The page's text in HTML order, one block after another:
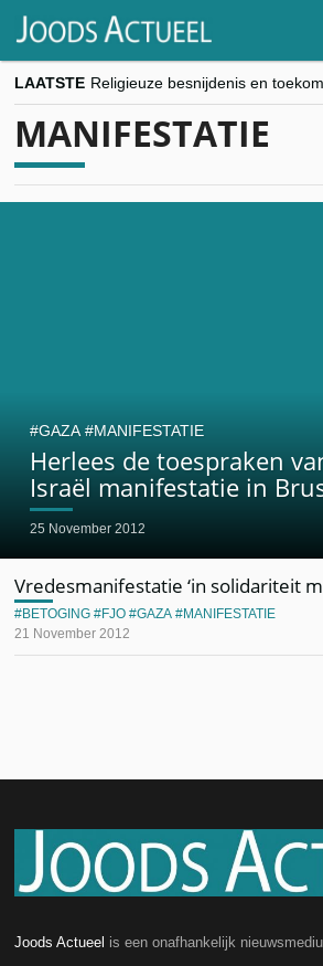
LAATSTE
MANIFESTATIE
Herlees de toespraken
Israël manifestatie in
25 November 2012
GAZA MANIFESTATIE
Vredesmanifestatie ‘in solidariteit
21 November 2012
BETOGING FJO GAZA MANIFESTATIE
Joods Actueel is een onafhankelijk